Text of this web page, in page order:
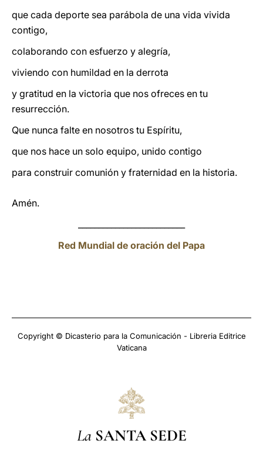
que cada deporte sea parábola de una vida vivida
contigo,
colaborando con esfuerzo y alegría,
viviendo con humildad en la derrota
y gratitud en la victoria que nos ofreces en tu
resurrección.
Que nunca falte en nosotros tu Espíritu,
que nos hace un solo equipo, unido contigo
para construir comunión y fraternidad en la historia.
Amén.
Red Mundial de oración del Papa
Copyright © Dicasterio para la Comunicación - Libreria Editrice
Vaticana
La SANTA SEDE